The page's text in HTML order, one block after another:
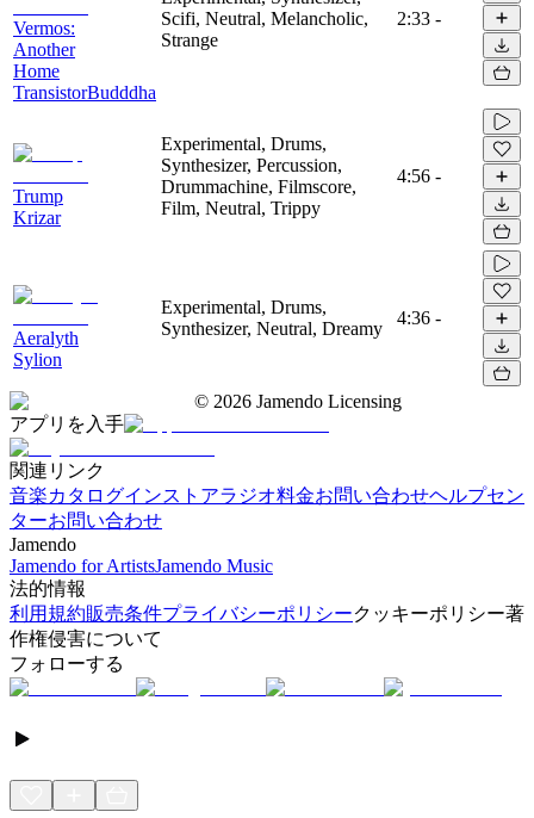
Vermos:
Another
Home
TransistorBudddha
Scifi, Neutral, Melancholic,
Strange
2:33 -
Trump
Krizar
Experimental, Drums,
Synthesizer, Percussion,
Drummachine, Filmscore,
Film, Neutral, Trippy
4:56 -
Aeralyth
Sylion
Experimental, Drums,
Synthesizer, Neutral, Dreamy
4:36 -
© 2026 Jamendo Licensing
アプリを入手
関連リンク
音楽カタログインストアラジオ料金お問い合わせヘルプセン
ターお問い合わせ
Jamendo
Jamendo for ArtistsJamendo Music
法的情報
利用規約販売条件プライバシーポリシークッキーポリシー著
作権侵害について
フォローする